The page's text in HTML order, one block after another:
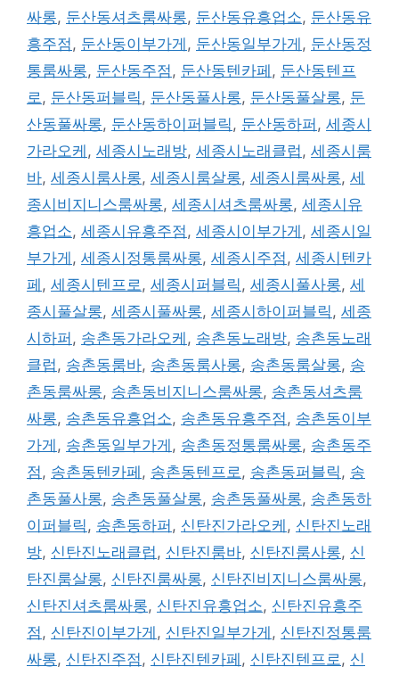
싸롱, 둔산동셔츠룸싸롱, 둔산동유흥업소, 둔산동유
흥주점 , 둔산동이부가게 , 둔산동일부가게 , 둔산동정
통룸싸롱, 둔산동주점 , 둔산동텐카페 , 둔산동텐프
로 , 둔산동퍼블릭 , 둔산동풀사롱, 둔산동풀살롱, 둔
산동풀싸롱, 둔산동하이퍼블릭 , 둔산동하퍼 , 세종시
가라오케 , 세종시노래방, 세종시노래클럽 , 세종시룸
바, 세종시룸사롱, 세종시룸살롱, 세종시룸싸롱, 세
종시비지니스룸싸롱, 세종시셔츠룸싸롱, 세종시유
흥업소, 세종시유흥주점 , 세종시이부가게 , 세종시일
부가게 , 세종시정통룸싸롱, 세종시주점 , 세종시텐카
페 , 세종시텐프로 , 세종시퍼블릭 , 세종시풀사롱, 세
종시풀살롱, 세종시풀싸롱, 세종시하이퍼블릭 , 세종
시하퍼 , 송촌동가라오케 , 송촌동노래방, 송촌동노래
클럽 , 송촌동룸바, 송촌동룸사롱, 송촌동룸살롱, 송
촌동룸싸롱, 송촌동비지니스룸싸롱, 송촌동셔츠룸
싸롱, 송촌동유흥업소, 송촌동유흥주점 , 송촌동이부
가게 , 송촌동일부가게 , 송촌동정통룸싸롱, 송촌동주
점 , 송촌동텐카페 , 송촌동텐프로 , 송촌동퍼블릭 , 송
촌동풀사롱, 송촌동풀살롱, 송촌동풀싸롱, 송촌동하
이퍼블릭 , 송촌동하퍼 , 신탄진가라오케 , 신탄진노래
방, 신탄진노래클럽 , 신탄진룸바, 신탄진룸사롱, 신
탄진룸살롱, 신탄진룸싸롱, 신탄진비지니스룸싸롱,
신탄진셔츠룸싸롱, 신탄진유흥업소, 신탄진유흥주
점 , 신탄진이부가게 , 신탄진일부가게 , 신탄진정통룸
싸롱, 신탄진주점 , 신탄진텐카페 , 신탄진텐프로 , 신